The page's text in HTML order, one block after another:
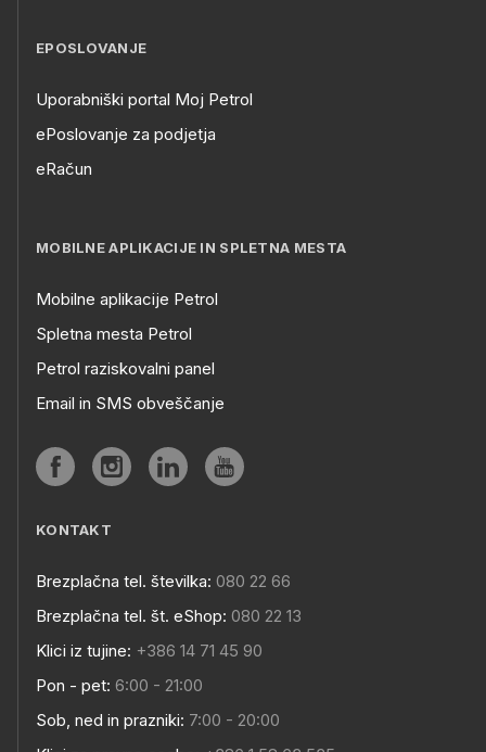
EPOSLOVANJE
Uporabniški portal Moj Petrol
ePoslovanje za podjetja
eRačun
MOBILNE APLIKACIJE IN SPLETNA MESTA
Mobilne aplikacije Petrol
Spletna mesta Petrol
Petrol raziskovalni panel
Email in SMS obveščanje
KONTAKT
Brezplačna tel. številka: 080 22 66
Brezplačna tel. št. eShop: 080 22 13
Klici iz tujine: +386 14 71 45 90
Pon - pet: 6:00 - 21:00
Sob, ned in prazniki: 7:00 - 20:00